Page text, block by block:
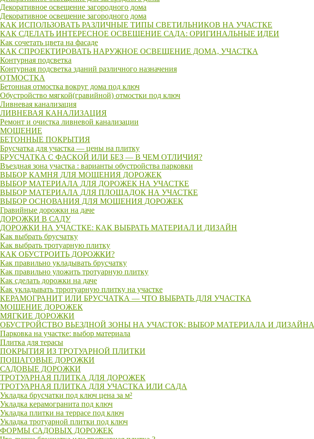
Декоративное освещение загородного дома
Декоративное освещение загородного дома
КАК ИСПОЛЬЗОВАТЬ РАЗЛИЧНЫЕ ТИПЫ СВЕТИЛЬНИКОВ НА УЧАСТКЕ
КАК СДЕЛАТЬ ИНТЕРЕСНОЕ ОСВЕЩЕНИЕ САДА: ОРИГИНАЛЬНЫЕ ИДЕИ
Как сочетать цвета на фасаде
КАК СПРОЕКТИРОВАТЬ НАРУЖНОЕ ОСВЕЩЕНИЕ ДОМА, УЧАСТКА
Контурная подсветка
Контурная подсветка зданий различного назначения
ОТМОСТКА
Бетонная отмостка вокруг дома под ключ
Обустройство мягкой(гравийной) отмостки под ключ
Ливневая канализация
ЛИВНЕВАЯ КАНАЛИЗАЦИЯ
Ремонт и очистка ливневой канализации
МОЩЕНИЕ
БЕТОННЫЕ ПОКРЫТИЯ
Брусчатка для участка — цены на плитку
БРУСЧАТКА С ФАСКОЙ ИЛИ БЕЗ — В ЧЕМ ОТЛИЧИЯ?
Въездная зона участка : варианты обустройства парковки
ВЫБОР КАМНЯ ДЛЯ МОЩЕНИЯ ДОРОЖЕК
ВЫБОР МАТЕРИАЛА ДЛЯ ДОРОЖЕК НА УЧАСТКЕ
ВЫБОР МАТЕРИАЛА ДЛЯ ПЛОЩАДОК НА УЧАСТКЕ
ВЫБОР ОСНОВАНИЯ ДЛЯ МОЩЕНИЯ ДОРОЖЕК
Гравийные дорожки на даче
ДОРОЖКИ В САДУ
ДОРОЖКИ НА УЧАСТКЕ: КАК ВЫБРАТЬ МАТЕРИАЛ И ДИЗАЙН
Как выбрать брусчатку
Как выбрать тротуарную плитку
КАК ОБУСТРОИТЬ ДОРОЖКИ?
Как правильно укладывать брусчатку
Как правильно уложить тротуарную плитку
Как сделать дорожки на даче
Как укладывать трротуарную плитку на участке
КЕРАМОГРАНИТ ИЛИ БРУСЧАТКА — ЧТО ВЫБРАТЬ ДЛЯ УЧАСТКА
МОЩЕНИЕ ДОРОЖЕК
МЯГКИЕ ДОРОЖКИ
ОБУСТРОЙСТВО ВЬЕЗДНОЙ ЗОНЫ НА УЧАСТОК: ВЫБОР МАТЕРИАЛА И ДИЗАЙНА
Парковка на участке: выбор материала
Плитка для терасы
ПОКРЫТИЯ ИЗ ТРОТУАРНОЙ ПЛИТКИ
ПОШАГОВЫЕ ДОРОЖКИ
САДОВЫЕ ДОРОЖКИ
ТРОТУАРНАЯ ПЛИТКА ДЛЯ ДОРОЖЕК
ТРОТУАРНАЯ ПЛИТКА ДЛЯ УЧАСТКА ИЛИ САДА
Укладка брусчатки под ключ цена за м²
Укладка керамогранита под ключ
Укладка плитки на террасе под ключ
Укладка тротуарной плитки под ключ
ФОРМЫ САДОВЫХ ДОРОЖЕК